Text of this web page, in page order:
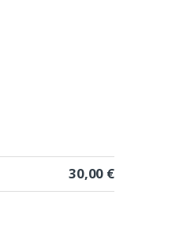
30,00 €